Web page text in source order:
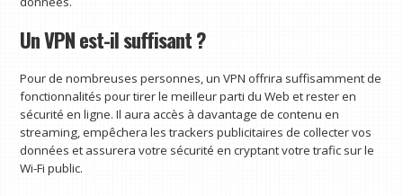
Un VPN est-il suffisant ?
Pour de nombreuses personnes, un VPN offrira suffisamment de
fonctionnalités pour tirer le meilleur parti du Web et rester en
sécurité en ligne. Il aura accès à davantage de contenu en
streaming, empêchera les trackers publicitaires de collecter vos
données et assurera votre sécurité en cryptant votre trafic sur le
Wi-Fi public.